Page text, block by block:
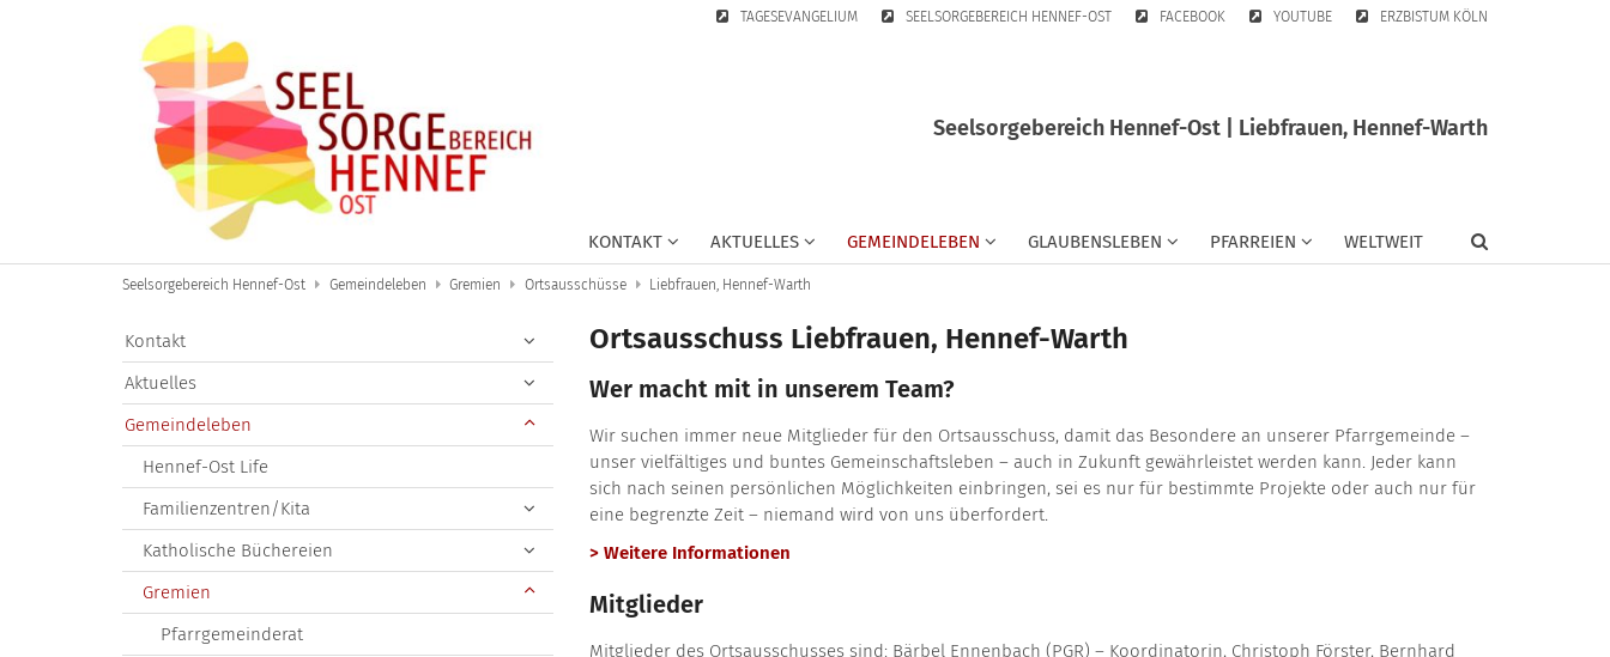
TAGESEVANGELIUM SEELSORGEBEREICH HENNEF-OST FACEBOOK YOUTUBE ERZBISTUM KÖLN
Seelsorgebereich Hennef-Ost | Liebfrauen, Hennef-Warth
KONTAKT AKTUELLES GEMEINDELEBEN GLAUBENSLEBEN PFARREIEN WELTWEIT
Seelsorgebereich Hennef-Ost Gemeindeleben Gremien Ortsausschüsse Liebfrauen, Hennef-Warth
Ortsausschuss Liebfrauen, Hennef-Warth
Wer macht mit in unserem Team?
Wir suchen immer neue Mitglieder für den Ortsausschuss, damit das Besondere an unserer Pfarrgemeinde –
unser vielfältiges und buntes Gemeinschaftsleben – auch in Zukunft gewährleistet werden kann. Jeder kann
sich nach seinen persönlichen Möglichkeiten einbringen, sei es nur für bestimmte Projekte oder auch nur für
eine begrenzte Zeit – niemand wird von uns überfordert.
> Weitere Informationen
Mitglieder
Mitglieder des Ortsausschusses sind: Bärbel Ennenbach (PGR) – Koordinatorin, Christoph Förster, Bernhard
Kontakt
Aktuelles
Gemeindeleben
Hennef-Ost Life
Familienzentren/Kita
Katholische Büchereien
Gremien
Pfarrgemeinderat